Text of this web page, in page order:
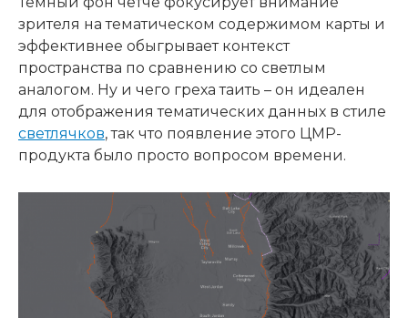
зрителя на тематическом содержимом карты и
эффективнее обыгрывает контекст
пространства по сравнению со светлым
аналогом. Ну и чего греха таить – он идеален
для отображения тематических данных в стиле
светлячков, так что появление этого ЦМР-
продукта было просто вопросом времени.